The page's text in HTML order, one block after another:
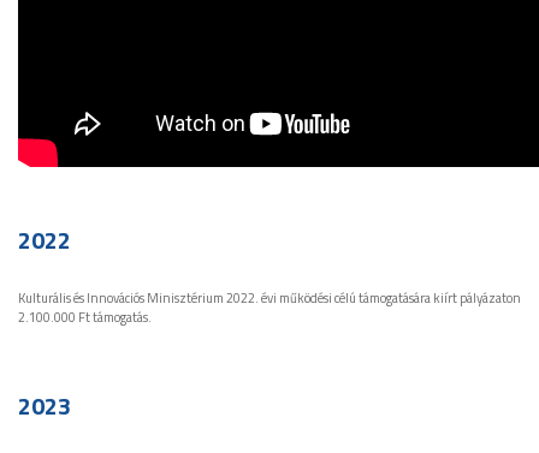
2022
Kulturális és Innovációs Minisztérium 2022. évi működési célú támogatására kiírt pályázaton
2.100.000 Ft támogatás.
2023